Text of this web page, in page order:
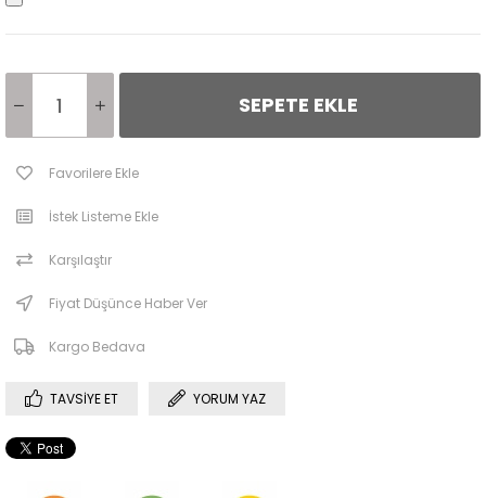
Favorilere Ekle
İstek Listeme Ekle
Karşılaştır
Fiyat Düşünce Haber Ver
Kargo Bedava
TAVSIYE ET YORUM YAZ